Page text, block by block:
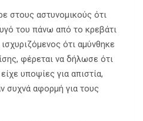
στους αστυνομικούς ότι
του πάνω από το κρεβάτι
ότι αμύνθηκε
φέρεται να δήλωσε ότι
υποψίες για απιστία,
συχνά αφορμή για τους